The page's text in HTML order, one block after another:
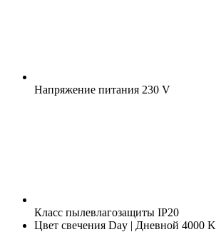
Напряжение питания 230 V
Класс пылевлагозащиты IP20
Цвет свечения Day | Дневной 4000 K